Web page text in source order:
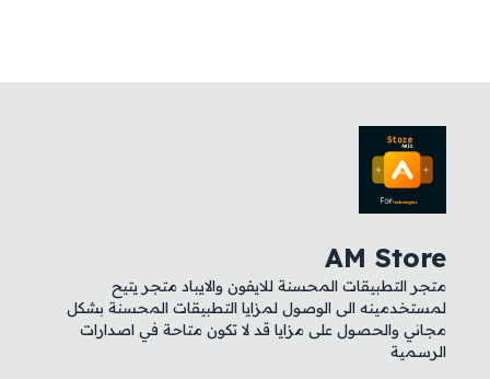
AM Store
متجر التطبيقات المحسنة للايفون والايباد متجر يتيح
لمستخدمينه الى الوصول لمزايا التطبيقات المحسنة بشكل
مجاني والحصول على مزايا قد لا تكون متاحة في اصدارات
الرسمية